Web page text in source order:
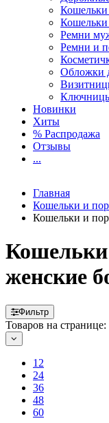
Ремни
Ремни и
Обложки
Новинки
Хиты
% Распродажа
Отзывы
...
Главная
Кошельки и
Кошельки и
женские
Фильтр
Товаров на странице:
12
24
36
48
60